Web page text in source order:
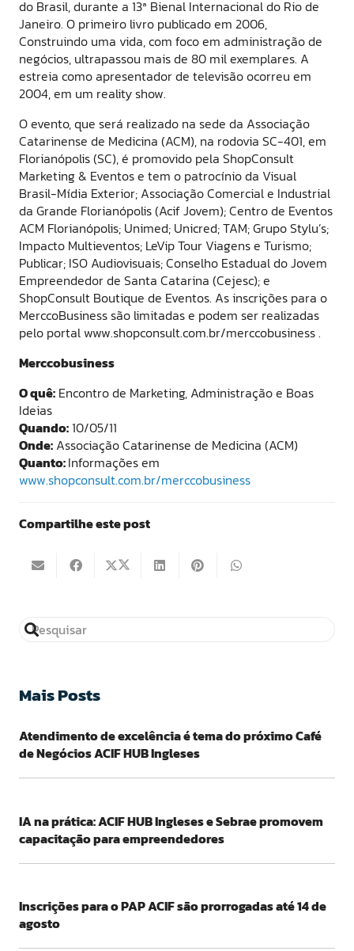
do Brasil, durante a 13ª Bienal Internacional do Rio de
Janeiro. O primeiro livro publicado em 2006,
Construindo uma vida, com foco em administração de
negócios, ultrapassou mais de 80 mil exemplares. A
estreia como apresentador de televisão ocorreu em
2004, em um reality show.
O evento, que será realizado na sede da Associação
Catarinense de Medicina (ACM), na rodovia SC-401, em
Florianópolis (SC), é promovido pela ShopConsult
Marketing & Eventos e tem o patrocínio da Visual
Brasil-Mídia Exterior; Associação Comercial e Industrial
da Grande Florianópolis (Acif Jovem); Centro de Eventos
ACM Florianópolis; Unimed; Unicred; TAM; Grupo Stylu’s;
Impacto Multieventos; LeVip Tour Viagens e Turismo;
Publicar; ISO Audiovisuais; Conselho Estadual do Jovem
Empreendedor de Santa Catarina (Cejesc); e
ShopConsult Boutique de Eventos. As inscrições para o
MerccoBusiness são limitadas e podem ser realizadas
pelo portal www.shopconsult.com.br/merccobusiness .
Merccobusiness
O quê: Encontro de Marketing, Administração e Boas
Ideias
Quando:10/05/11
Onde: Associação Catarinense de Medicina (ACM)
Quanto:Informações em
www.shopconsult.com.br/merccobusiness
Compartilhe este post
Mais Posts
Atendimento de excelência é tema do próximo Café
de Negócios ACIF HUB Ingleses
IA na prática: ACIF HUB Ingleses e Sebrae promovem
capacitação para empreendedores
Inscrições para o PAP ACIF são prorrogadas até 14 de
agosto